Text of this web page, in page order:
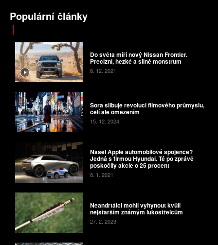
Populární články
Do světa míří nový Nissan Frontier.
Precizní, hezké a silné monstrum
8. 12. 2021
Sora slibuje revoluci filmového průmyslu,
čelí ale omezením
15. 12. 2024
Našel Apple automobilové spojence?
Jedná s firmou Hyundai. Té po zprávě
poskočily akcie o 25 procent
8. 1. 2021
Neandrtálci mohli vyhynout kvůli
nejstarším známým lukostřelcům
27. 2. 2023